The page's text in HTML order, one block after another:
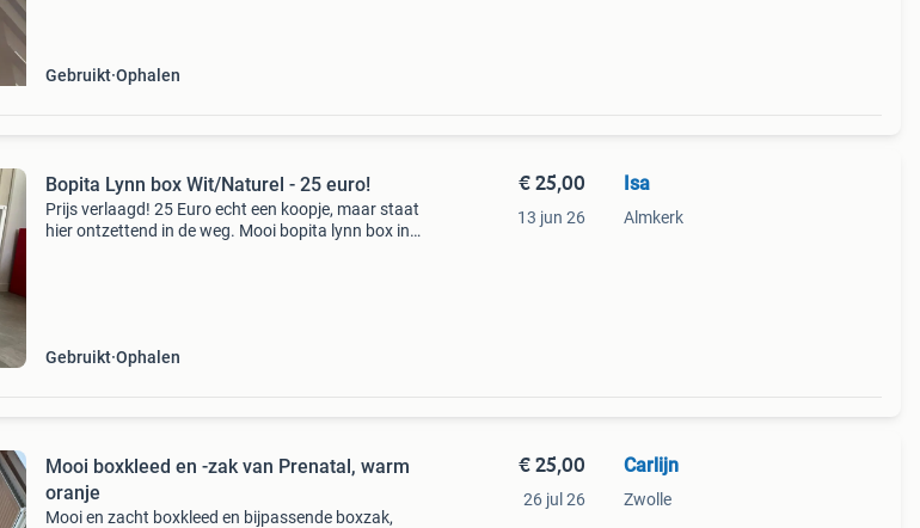
Gebruikt Ophalen
Bopita Lynn box Wit/Naturel - 25 euro!
Prijs verlaagd! 25 Euro echt een koopje, maar staat
hier ontzettend in de weg. Mooi bopita lynn box in
Gebruikt Ophalen
€ 25,00
13 jun 26
Isa
Almkerk
Mooi boxkleed en -zak van Prenatal, warm
oranje
Mooi en zacht boxkleed en bijpassende boxzak,
€ 25,00
26 jul 26
Carlijn
Zwolle